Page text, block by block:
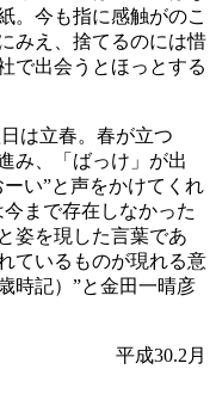
。今も指に感触がのこ
みえ、捨てるのには惜
で出会うとほっとする
は立春。春が立つ
み、「ばっけ」が出
い”と声をかけてくれ
まで存在しなかった
姿を現した言葉であ
ているものが現れる意
時記）”と金田一晴彦
平成30.2月